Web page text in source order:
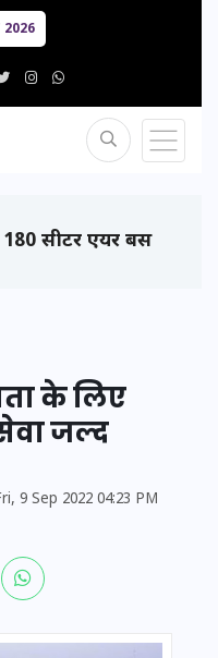
2026
सीटर एयर बस
के लिए
जल्द
9 Sep 2022 04:23 PM